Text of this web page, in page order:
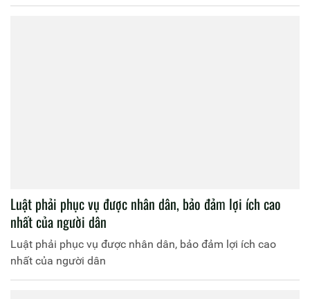
Luật phải phục vụ được nhân dân, bảo đảm lợi ích cao
nhất của người dân
Luật phải phục vụ được nhân dân, bảo đảm lợi ích cao
nhất của người dân